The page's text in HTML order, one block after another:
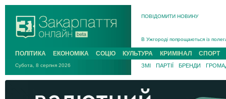
ПОВІДОМИТИ НОВИНУ
В Ужгороді попрощаються із
В Ужгороді 5 серпня
Підтвердили загибель
На війні з рф поліг військовий з
На Хустщині внаслідок ДТП за
Інструктора районного ТЦК на
ПОЛІТИКА ЕКОНОМІКА СОЦІО КУЛЬТУРА КРИМІНАЛ СПОРТ
Субота, 8 серпня 2026 ЗМІ ПАРТІЇ БРЕНДИ